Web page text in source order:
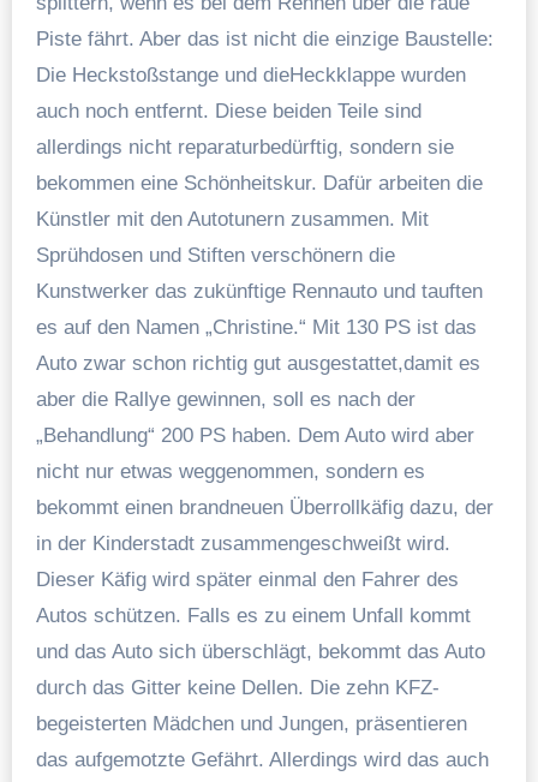
Piste fährt. Aber das ist nicht die einzige Baustelle:
Die Heckstoßstange und dieHeckklappe wurden
auch noch entfernt. Diese beiden Teile sind
allerdings nicht reparaturbedürftig, sondern sie
bekommen eine Schönheitskur. Dafür arbeiten die
Künstler mit den Autotunern zusammen. Mit
Sprühdosen und Stiften verschönern die
Kunstwerker das zukünftige Rennauto und tauften
es auf den Namen „Christine.“ Mit 130 PS ist das
Auto zwar schon richtig gut ausgestattet,damit es
aber die Rallye gewinnen, soll es nach der
„Behandlung“ 200 PS haben. Dem Auto wird aber
nicht nur etwas weggenommen, sondern es
bekommt einen brandneuen Überrollkäfig dazu, der
in der Kinderstadt zusammengeschweißt wird.
Dieser Käfig wird später einmal den Fahrer des
Autos schützen. Falls es zu einem Unfall kommt
und das Auto sich überschlägt, bekommt das Auto
durch das Gitter keine Dellen. Die zehn KFZ-
begeisterten Mädchen und Jungen, präsentieren
das aufgemotzte Gefährt. Allerdings wird das auch